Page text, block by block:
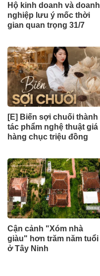
Hộ kinh doanh và doanh
nghiệp lưu ý mốc thời
gian quan trọng 31/7
[E] Biến sợi chuối thành
tác phẩm nghệ thuật giá
hàng chục triệu đồng
Cận cảnh "Xóm nhà
giàu" hơn trăm năm tuổi
ở Tây Ninh